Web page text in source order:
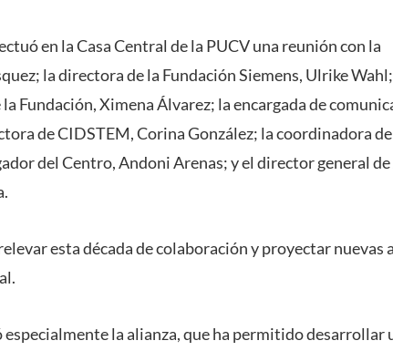
en la Casa Central de la PUCV una reunión con la
la directora de la Fundación Siemens, Ulrike
Fundación, Ximena Álvarez; la encargada de
de CIDSTEM, Corina González; la coordinadora de
del Centro, Andoni Arenas; y el director general
esta década de colaboración y proyectar nuevas
la alianza, que ha permitido desarrollar